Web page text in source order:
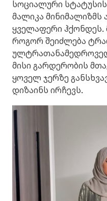
სოციალური სტატუსის
მალიკა მინიმალიზმს
ყველაფერი ჰქონდეს.
როგორ შეიძლება
მისი გარდერობის
ყოველ ჯერზე
დიზაინს ირჩევს.